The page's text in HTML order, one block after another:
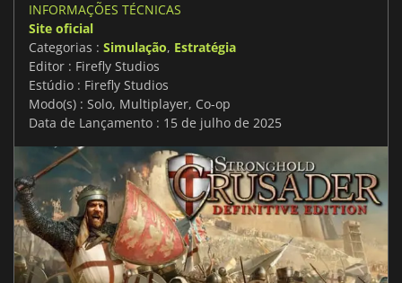
INFORMAÇÕES TÉCNICAS
Site oficial
Categorias : Simulação, Estratégia
Editor : Firefly Studios
Estúdio : Firefly Studios
Modo(s) : Solo, Multiplayer, Co-op
Data de Lançamento : 15 de julho de 2025